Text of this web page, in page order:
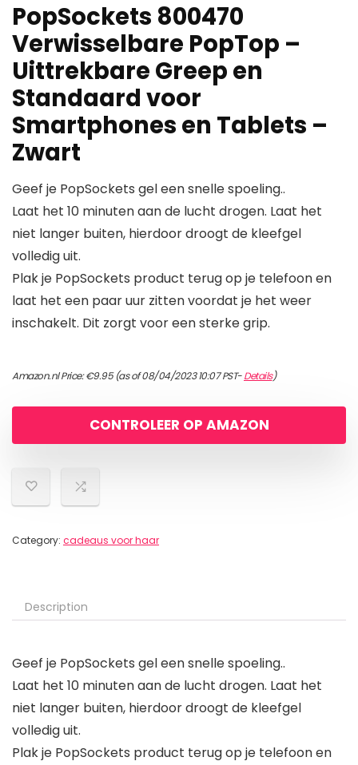
PopSockets 800470
Verwisselbare PopTop –
Uittrekbare Greep en
Standaard voor
Smartphones en Tablets –
Zwart
Geef je PopSockets gel een snelle spoeling..
Laat het 10 minuten aan de lucht drogen. Laat het
niet langer buiten, hierdoor droogt de kleefgel
volledig uit.
Plak je PopSockets product terug op je telefoon en
laat het een paar uur zitten voordat je het weer
inschakelt. Dit zorgt voor een sterke grip.
Amazon.nl Price:€9.95(as of 08/04/2023 10:07 PST-Details)
CONTROLEER OP AMAZON
Category: cadeaus voor haar
Description
Geef je PopSockets gel een snelle spoeling..
Laat het 10 minuten aan de lucht drogen. Laat het
niet langer buiten, hierdoor droogt de kleefgel
volledig uit.
Plak je PopSockets product terug op je telefoon en